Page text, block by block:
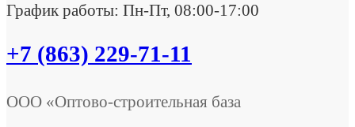
График работы: Пн-Пт, 08:00-17:00
+7 (863) 229-71-11
ООО «Оптово-строительная база